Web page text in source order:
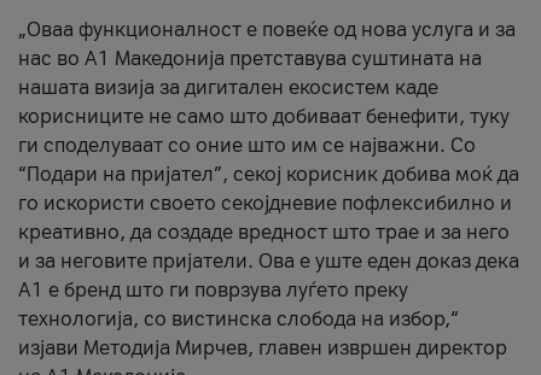
„Оваа функционалност е повеќе од нова услуга и за
нас во А1 Македонија претставува суштината на
нашата визија за дигитален екосистем каде
корисниците не само што добиваат бенефити, туку
ги споделуваат со оние што им се најважни. Со
“Подари на пријател”, секој корисник добива моќ да
го искористи своето секојдневие пофлексибилно и
креативно, да создаде вредност што трае и за него
и за неговите пријатели. Ова е уште еден доказ дека
А1 е бренд што ги поврзува луѓето преку
технологија, со вистинска слобода на избор,“
изјави Методија Мирчев, главен извршен директор